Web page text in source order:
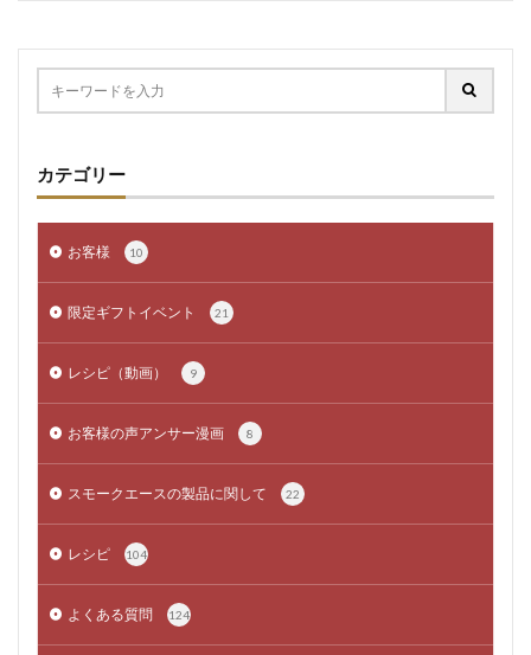
カテゴリー
お客様 10
限定ギフトイベント 21
レシピ（動画） 9
お客様の声アンサー漫画 8
スモークエースの製品に関して 22
レシピ 104
よくある質問 124